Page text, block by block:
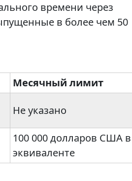
времени через
в более чем 50
Месячный лимит
Не указано
100 000 долларов США в
эквиваленте